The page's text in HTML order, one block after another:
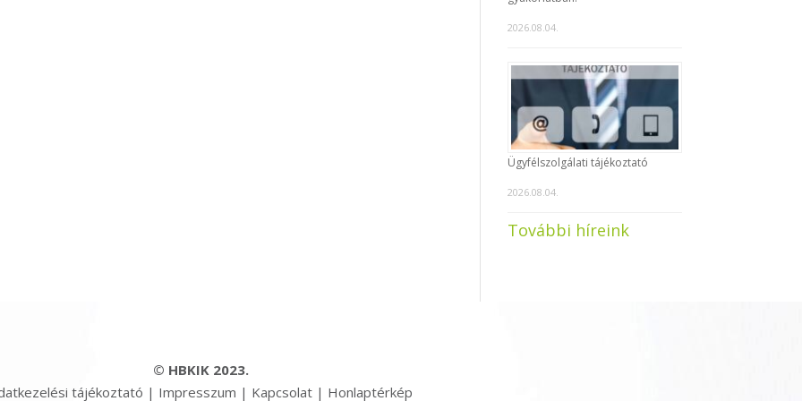
2026.08.04.
Ügyfélszolgálati tájékoztató
2026.08.04.
További híreink
© HBKIK 2023.
tájékoztató | Impresszum | Kapcsolat| Honlaptérkép